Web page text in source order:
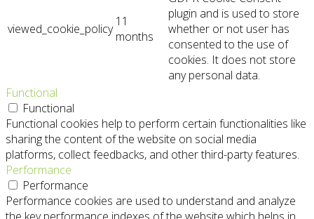
viewed_cookie_policy 11
months
plugin and is used to store
whether or not user has
consented to the use of
cookies. It does not store
any personal data.
Functional
Functional
Functional cookies help to perform certain functionalities like
sharing the content of the website on social media
platforms, collect feedbacks, and other third-party features.
Performance
Performance
Performance cookies are used to understand and analyze